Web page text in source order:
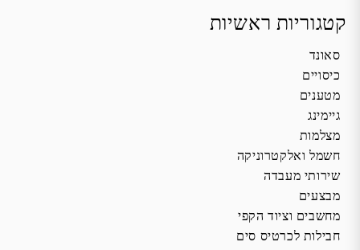
קטגוריות ראשיות
סאונד
כיסויים
מטענים
גיימינג
מצלמות
חשמל ואלקטרוניקה
שירותי מעבדה
מבצעים
מחשבים וציוד הקפי
חבילות לכרטיס סים